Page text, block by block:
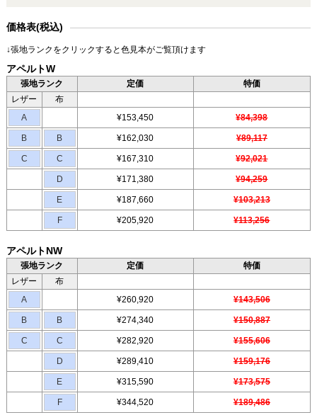
価格表(税込)
↓張地ランクをクリックすると色見本がご覧頂けます
アペルトW
張地ランク 定価
特価
レザー
布
A
¥153,450 ¥84,398
B B ¥162,030 ¥89,117
C C ¥167,310 ¥92,021
D ¥171,380 ¥94,259
E ¥187,660 ¥103,213
F ¥205,920 ¥113,256
アペルトNW
張地ランク 定価
特価
レザー
布
A
¥260,920 ¥143,506
B B ¥274,340 ¥150,887
C C ¥282,920 ¥155,606
D ¥289,410 ¥159,176
E ¥315,590 ¥173,575
F ¥344,520 ¥189,486